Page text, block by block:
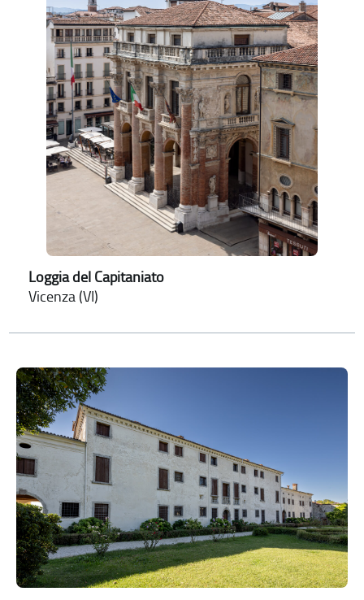
Loggia del Capitaniato
Vicenza (VI)